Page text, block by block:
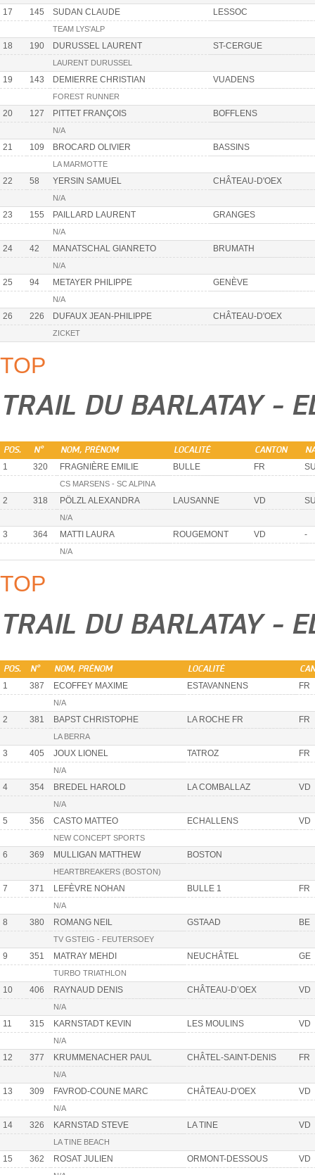
17 145 SUDAN CLAUDE LESSOC
TEAM LYS'ALP
18 190 DURUSSEL LAURENT ST-CERGUE
LAURENT DURUSSEL
19 143 DEMIERRE CHRISTIAN VUADENS
FOREST RUNNER
20 127 PITTET FRANÇOIS BOFFLENS
N/A
21 109 BROCARD OLIVIER BASSINS
LA MARMOTTE
22 58 YERSIN SAMUEL CHÂTEAU-D'OEX
N/A
23 155 PAILLARD LAURENT GRANGES
N/A
24 42 MANATSCHAL GIANRETO BRUMATH
N/A
25 94 METAYER PHILIPPE GENÈVE
N/A
26 226 DUFAUX JEAN-PHILIPPE CHÂTEAU-D'OEX
ZICKET
TOP
TRAIL DU BARLATAY -
POS. N° NOM, PRÉNOM LOCALITÉ CANTON
1 320 FRAGNIÈRE EMILIE BULLE FR
CS MARSENS - SC ALPINA
2 318 PÖLZL ALEXANDRA LAUSANNE VD
N/A
3 364 MATTI LAURA ROUGEMONT VD -
N/A
TOP
TRAIL DU BARLATAY -
POS. N° NOM, PRÉNOM LOCALITÉ
1 387 ECOFFEY MAXIME ESTAVANNENS FR
N/A
2 381 BAPST CHRISTOPHE LA ROCHE FR FR
LA BERRA
3 405 JOUX LIONEL TATROZ FR
N/A
4 354 BREDEL HAROLD LA COMBALLAZ VD
N/A
5 356 CASTO MATTEO ECHALLENS VD
NEW CONCEPT SPORTS
6 369 MULLIGAN MATTHEW BOSTON
HEARTBREAKERS (BOSTON)
7 371 LEFÈVRE NOHAN BULLE 1 FR
N/A
8 380 ROMANG NEIL GSTAAD BE
TV GSTEIG - FEUTERSOEY
9 351 MATRAY MEHDI NEUCHÂTEL GE
TURBO TRIATHLON
10 406 RAYNAUD DENIS CHÂTEAU-D’OEX VD
N/A
11 315 KARNSTADT KEVIN LES MOULINS VD
N/A
12 377 KRUMMENACHER PAUL CHÂTEL-SAINT-DENIS FR
N/A
13 309 FAVROD-COUNE MARC CHÂTEAU-D'OEX VD
N/A
14 326 KARNSTAD STEVE LA TINE VD
LA TINE BEACH
15 362 ROSAT JULIEN ORMONT-DESSOUS VD